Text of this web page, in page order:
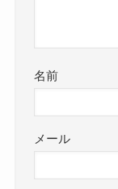
名前
メール